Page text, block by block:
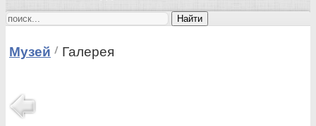
Найти
Музей Галерея